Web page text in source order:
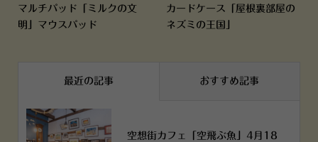
マルチパッド「ミルクの文
明」マウスパッド
カードケース「屋根裏部屋の
ネズミの王国」
最近の記事 おすすめ記事
空想街カフェ「空飛ぶ魚」4月18